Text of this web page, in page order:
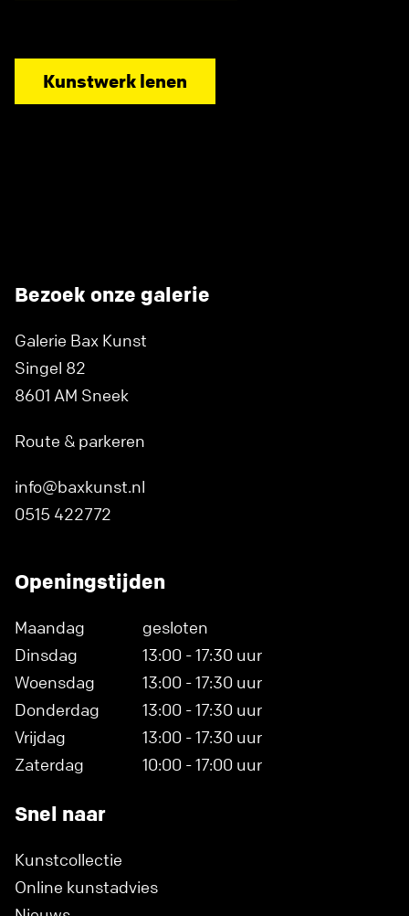
Kunstwerk lenen
Bezoek onze galerie
Galerie Bax Kunst
Singel 82
8601 AM Sneek
Route & parkeren
info@baxkunst.nl
0515 422772
Openingstijden
Maandag
gesloten
Dinsdag
13:00 - 17:30 uur
Woensdag
13:00 - 17:30 uur
Donderdag
13:00 - 17:30 uur
Vrijdag
13:00 - 17:30 uur
Zaterdag
10:00 - 17:00 uur
Snel naar
Kunstcollectie
Online kunstadvies